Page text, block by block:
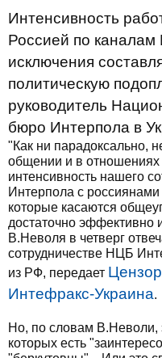
Интенсивность
Россией по каналам
исключения
политическую
руководитель
бюро Интерпола в
"Как ни парадоксально,
общении и в
интенсивность нашего
Интерпола с
которые касаются
достаточно эффективно
В.Неволя в четверг
сотрудничестве НЦБ
из РФ, передает
Интефракс-Украина.
Но, по словам В.Неволи,
которых есть